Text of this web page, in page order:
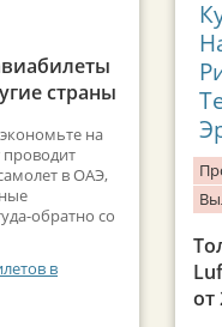
страны
на
проводит
в ОАЭ,
обратно со
в
от